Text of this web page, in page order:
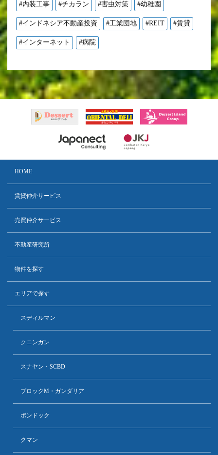
#内装工事 #チカラン #害虫対策 #幼稚園
#インドネシア不動産投資 #工業団地 #REIT #賃貸
#インターネット #病院
HOME
賃貸仲介サービス
売買仲介サービス
不動産研究所
物件を探す
エリアで探す
スディルマン
クニンガン
スナヤン・SCBD
ブロックM・ガンダリア
ポンドック
クマン